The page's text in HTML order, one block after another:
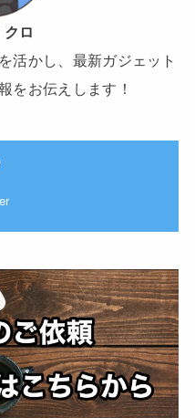
クロ
活かし、最新ガジェット
をお伝えします！